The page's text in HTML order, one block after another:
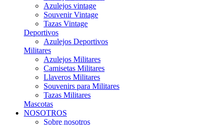
Azulejos vintage
Souvenir Vintage
Tazas Vintage
Deportivos
Azulejos Deportivos
Militares
Azulejos Militares
Camisetas Militares
Llaveros Militares
Souvenirs para Militares
Tazas Militares
Mascotas
NOSOTROS
Sobre nosotros